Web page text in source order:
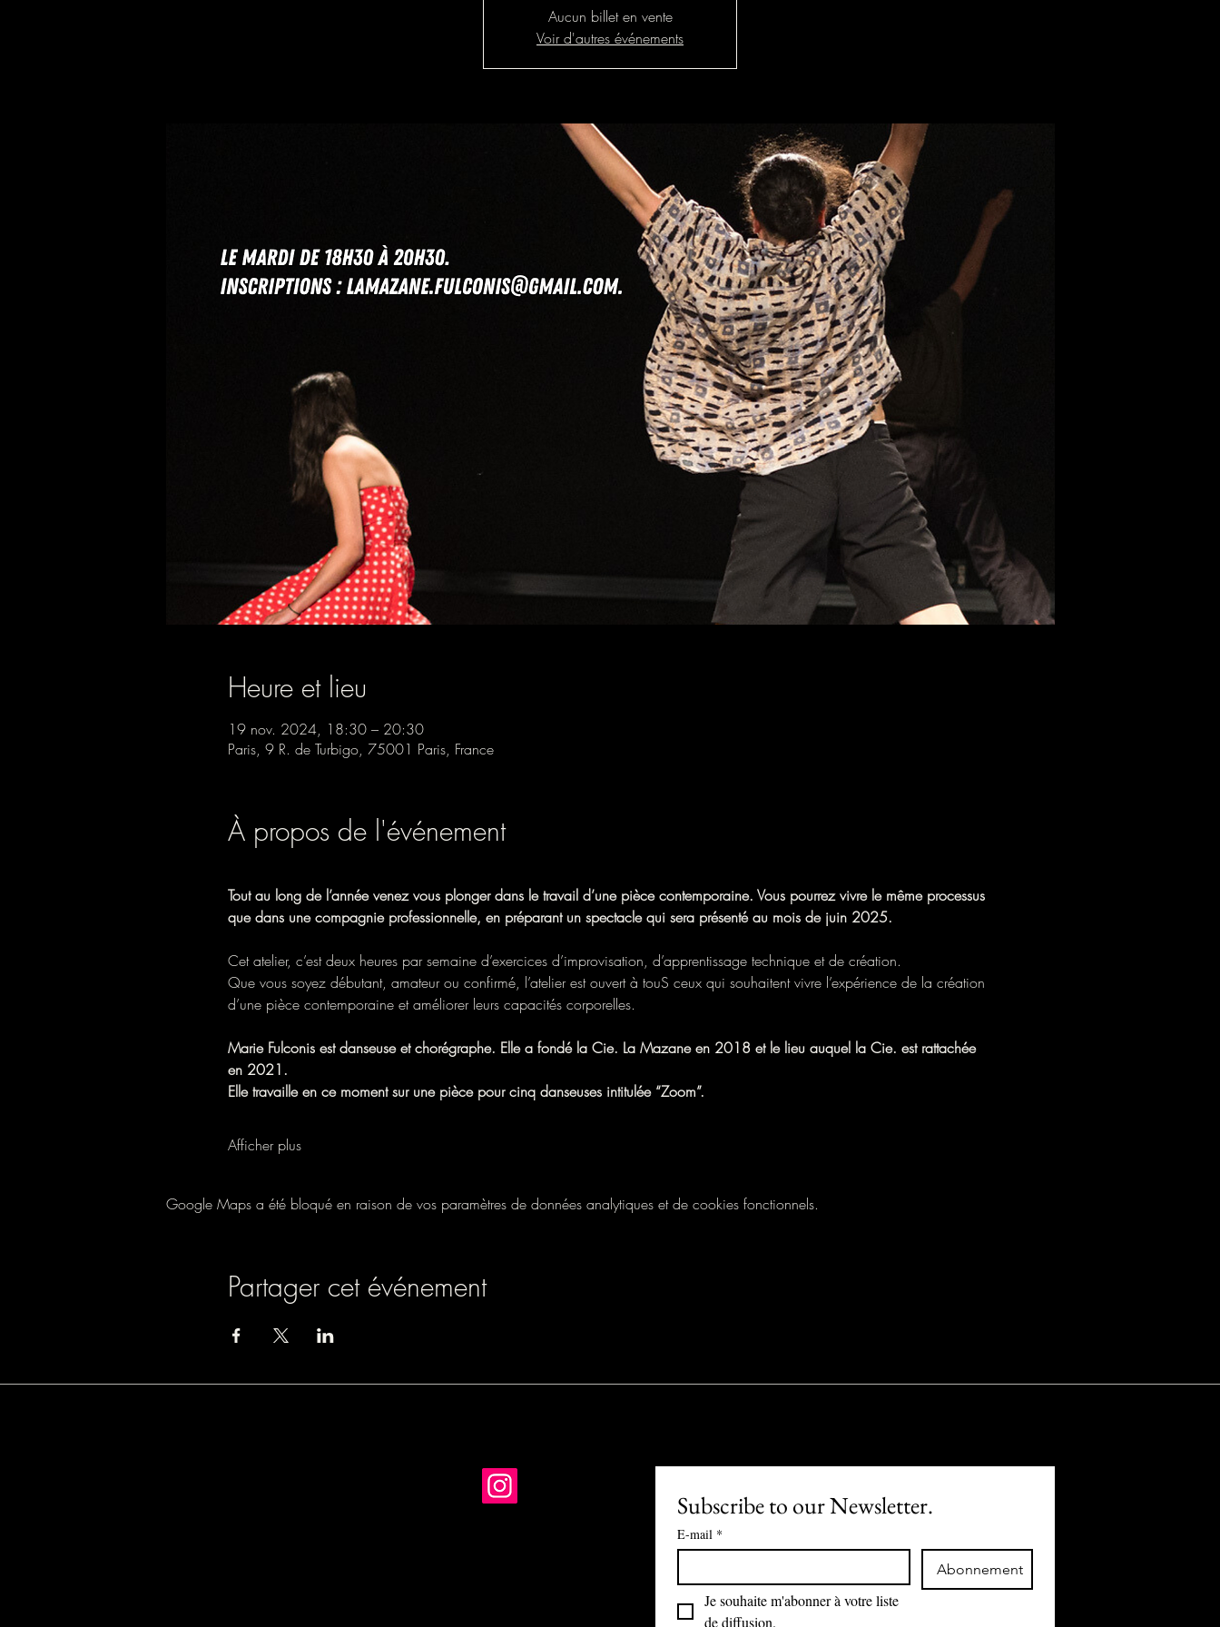
Aucun billet en vente
Voir d'autres événements
Heure et lieu
19 nov. 2024, 18:30 – 20:30
Paris, 9 R. de Turbigo, 75001 Paris, France
À propos de l'événement
Tout au long de l’année venez vous plonger dans le travail d’une pièce contemporaine. Vous pourrez vivre le même processus
que dans une compagnie professionnelle, en préparant un spectacle qui sera présenté au mois de juin 2025.
Cet atelier, c’est deux heures par semaine d’exercices d’improvisation, d’apprentissage technique et de création.
Que vous soyez débutant, amateur ou confirmé, l’atelier est ouvert à touS ceux qui souhaitent vivre l’expérience de la création
d’une pièce contemporaine et améliorer leurs capacités corporelles.
Marie Fulconis est danseuse et chorégraphe. Elle a fondé la Cie. La Mazane en 2018 et le lieu auquel la Cie. est rattachée
en 2021.
Elle travaille en ce moment sur une pièce pour cinq danseuses intitulée “Zoom”.
Afficher plus
Google Maps a été bloqué en raison de vos paramètres de données analytiques et de cookies fonctionnels.
Partager cet événement
Subscribe to our Newsletter.
E-mail *
Abonnement
Je souhaite m'abonner à votre liste
de diffusion.